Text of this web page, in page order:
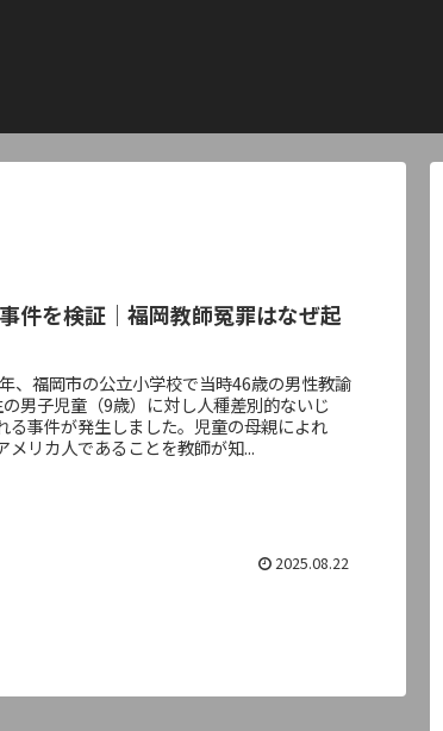
件を検証｜福岡教師冤罪はなぜ起
、福岡市の公立小学校で当時46歳の男性教諭
男子児童（9歳）に対し人種差別的ないじ
る事件が発生しました。児童の母親によれ
メリカ人であることを教師が知...
2025.08.22